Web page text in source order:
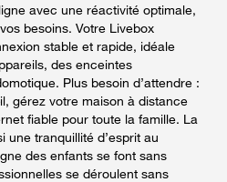
avec une réactivité optimale,
besoins. Votre Livebox
stable et rapide, idéale
des enceintes
Plus besoin d’attendre :
gérez votre maison à distance
fiable pour toute la famille. La
une tranquillité d’esprit au
des enfants se font sans
se déroulent sans